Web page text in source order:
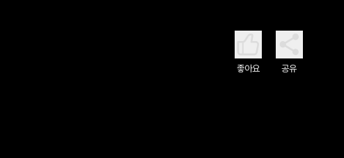
좋아요 공유